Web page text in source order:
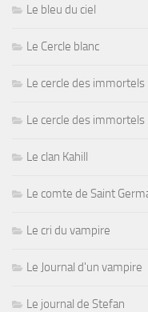
Le bleu du ciel
Le Cercle blanc
Le cercle des immortels
Le cercle des immortels
Le clan Kahill
Le comte de Saint
Le cri du vampire
Le Journal d'un vampire
Le journal de Stefan